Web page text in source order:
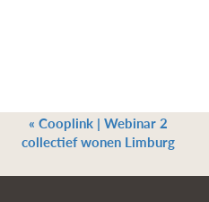
« Cooplink | Webinar 2
collectief wonen Limburg